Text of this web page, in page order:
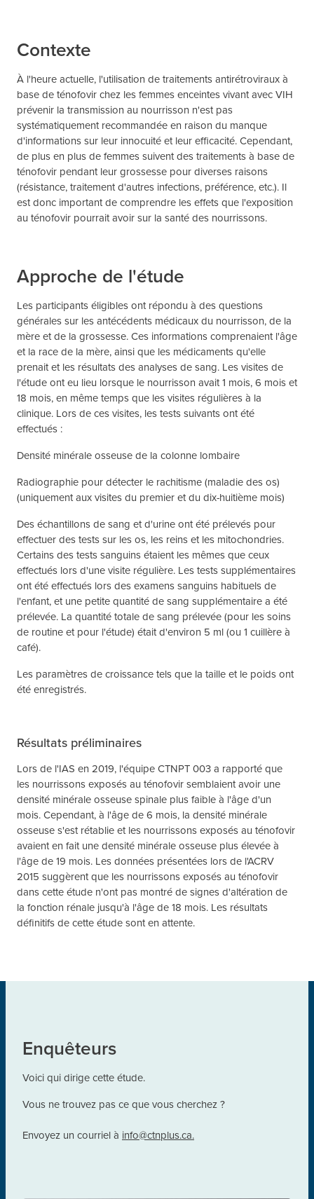
Contexte
À l'heure actuelle, l'utilisation de traitements antirétroviraux à
base de ténofovir chez les femmes enceintes vivant avec VIH
prévenir la transmission au nourrisson n'est pas
systématiquement recommandée en raison du manque
d'informations sur leur innocuité et leur efficacité. Cependant,
de plus en plus de femmes suivent des traitements à base de
ténofovir pendant leur grossesse pour diverses raisons
(résistance, traitement d'autres infections, préférence, etc.). Il
est donc important de comprendre les effets que l'exposition
au ténofovir pourrait avoir sur la santé des nourrissons.
Approche de l'étude
Les participants éligibles ont répondu à des questions
générales sur les antécédents médicaux du nourrisson, de la
mère et de la grossesse. Ces informations comprenaient l'âge
et la race de la mère, ainsi que les médicaments qu'elle
prenait et les résultats des analyses de sang. Les visites de
l'étude ont eu lieu lorsque le nourrisson avait 1 mois, 6 mois et
18 mois, en même temps que les visites régulières à la
clinique. Lors de ces visites, les tests suivants ont été
effectués :
Densité minérale osseuse de la colonne lombaire
Radiographie pour détecter le rachitisme (maladie des os)
(uniquement aux visites du premier et du dix-huitième mois)
Des échantillons de sang et d'urine ont été prélevés pour
effectuer des tests sur les os, les reins et les mitochondries.
Certains des tests sanguins étaient les mêmes que ceux
effectués lors d'une visite régulière. Les tests supplémentaires
ont été effectués lors des examens sanguins habituels de
l'enfant, et une petite quantité de sang supplémentaire a été
prélevée. La quantité totale de sang prélevée (pour les soins
de routine et pour l'étude) était d'environ 5 ml (ou 1 cuillère à
café).
Les paramètres de croissance tels que la taille et le poids ont
été enregistrés.
Résultats préliminaires
Lors de l'IAS en 2019, l'équipe CTNPT 003 a rapporté que
les nourrissons exposés au ténofovir semblaient avoir une
densité minérale osseuse spinale plus faible à l'âge d'un
mois. Cependant, à l'âge de 6 mois, la densité minérale
osseuse s'est rétablie et les nourrissons exposés au ténofovir
avaient en fait une densité minérale osseuse plus élevée à
l'âge de 19 mois. Les données présentées lors de l'ACRV
2015 suggèrent que les nourrissons exposés au ténofovir
dans cette étude n'ont pas montré de signes d'altération de
la fonction rénale jusqu'à l'âge de 18 mois. Les résultats
définitifs de cette étude sont en attente.
Enquêteurs
Voici qui dirige cette étude.
Vous ne trouvez pas ce que vous cherchez ?
Envoyez un courriel à info@ctnplus.ca.